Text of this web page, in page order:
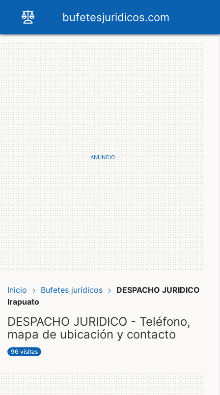
bufetesjuridicos.com
Inicio Bufetes jurídicos
DESPACHO JURIDICO
Irapuato
DESPACHO JURIDICO - Teléfono,
mapa de ubicación y contacto
96 visitas